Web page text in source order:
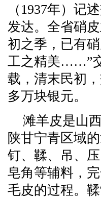
（1937年）记
发达。全省硝
初之季，已有
工之精美……”
载，清末民初
多万块银元。
滩羊皮是山
陕甘宁青区域
钉、鞣、吊、
皂角等辅料，
毛皮的过程。